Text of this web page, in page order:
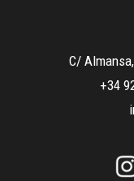
C/
+34